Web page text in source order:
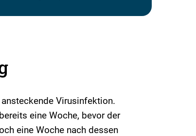
Virusinfektion.
eine Woche, bevor der
eine Woche nach dessen